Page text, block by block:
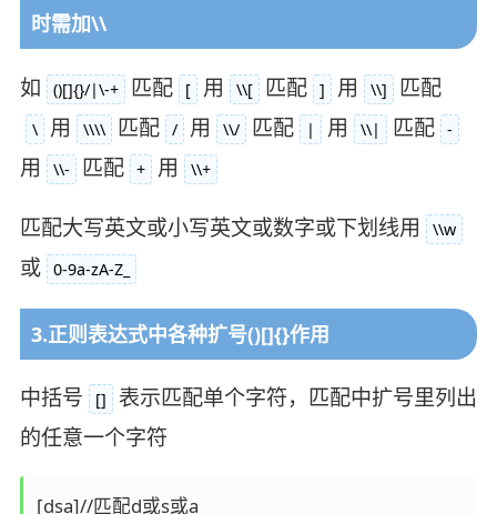
时需加\\
如 ()[]{}/|\-+ 匹配 [ 用 \\[ 匹配 ] 用 \\] 匹配
\ 用 \\\\ 匹配 / 用 \\/ 匹配 | 用 \\| 匹配 -
用 \\- 匹配 + 用 \\+
匹配大写英文或小写英文或数字或下划线用 \\w
或 0-9a-zA-Z_
3.正则表达式中各种扩号()[]{}作用
中括号 []
表示匹配单个字符，匹配中扩号里列出
的任意一个字符